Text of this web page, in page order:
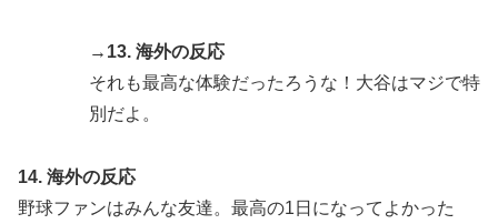
→13. 海外の反応
それも最高な体験だったろうな！大谷はマジで特
別だよ。
14. 海外の反応
野球ファンはみんな友達。最高の1日になってよかった